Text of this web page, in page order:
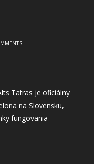
Tatras je oficiálny
na Slovensku,
fungovania